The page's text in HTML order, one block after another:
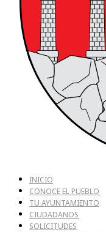
INICIO
CONOCE EL PUEBLO
TU AYUNTAMIENTO
CIUDADANOS
SOLICITUDES